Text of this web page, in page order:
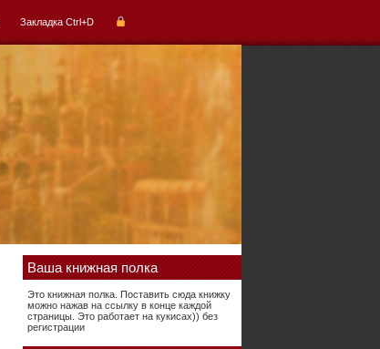
Закладка Ctrl+D
Ваша книжная полка
Это книжная полка. Поставить сюда книжку
можно нажав на ссылку в конце каждой
страницы. Это работает на кукисах)) без
регистрации